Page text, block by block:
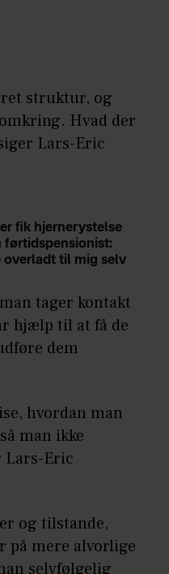
struktur, og
Hvad der
Lars-Eric
fik hjernerystelse
førtidspensionist:
overladt til mig selv
tager kontakt
hjælp til at få de
dem
hvordan man
man ikke
Lars-Eric
og tilstande,
på mere alvorlige
selvfølgelig